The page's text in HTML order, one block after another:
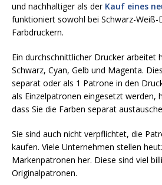
und nachhaltiger als der Kauf eines
funktioniert sowohl bei Schwarz-Weiß-
Farbdruckern.
Ein durchschnittlicher Drucker arbeitet
Schwarz, Cyan, Gelb und Magenta.
separat oder als 1 Patrone in den
als Einzelpatronen eingesetzt werden,
dass Sie die Farben separat
Sie sind auch nicht verpflichtet, die
kaufen. Viele Unternehmen stellen
Markenpatronen her. Diese sind viel
Originalpatronen.